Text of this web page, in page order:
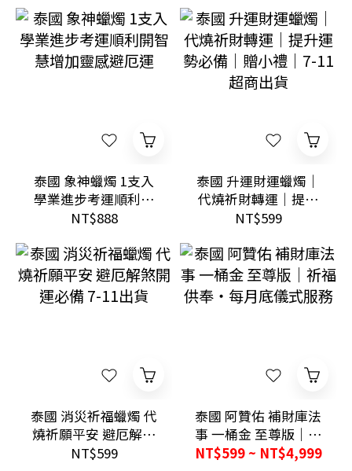
泰國 象神蠟燭 1支入
學業進步考運順利開
智慧增加靈感避厄運
NT$888
泰國 升運財運蠟燭｜
代燒祈財轉運｜提升
運勢必備｜贈小禮｜7-
NT$599
泰國 消災祈福蠟燭 代
燒祈願平安 避厄解煞
開運必備 7-11出貨
NT$599
泰國 阿贊佑 補財庫法
事 一桶金 至尊版｜祈
福供奉・每月底儀式
NT$599 ~ NT$4,999